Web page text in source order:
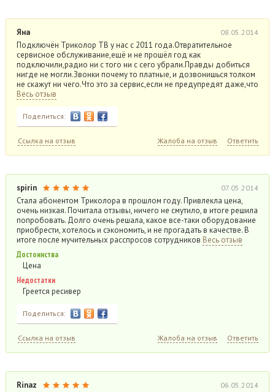
Яна 08.05.2014
Подключён Триколор ТВ у нас с 2011 года.Отвратительное
сервисное обслуживание,ещё и не прошёл год как
подключили,радио ни с того ни с сего убрали.Правды добиться
нигде не могли.Звонки почему то платные, и дозвонишься толком
не скажут ни чего.Что это за сервис,если не предупредят даже,что
Весь отзыв
Поделиться:
Ссылка на отзыв Жалоба на отзыв Ответить
spirin 07.05.2014
Стала абонентом Триколора в прошлом году. Привлекла цена,
очень низкая. Почитала отзывы, ничего не смутило, в итоге решила
попробовать. Долго очень решала, какое все-таки оборудование
приобрести, хотелось и сэкономить, и не прогадать в качестве. В
итоге после мучительных расспросов сотрудников Весь отзыв
Достоинства
Цена
Недостатки
Греется ресивер
Поделиться:
Ссылка на отзыв Жалоба на отзыв Ответить
Rinaz 06.05.2014